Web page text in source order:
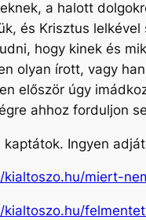
a halott
és Krisztus
hogy kinek és
olyan írott, vagy
először úgy
ahhoz forduljon
kaptátok. Ingyen
kialtoszo.hu/miert-
kialtoszo.hu/